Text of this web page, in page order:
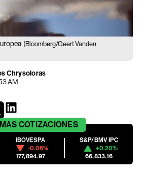
(Bloomberg/Geert Vanden
Chrysoloras
AM
COTIZACIONES
IBOVESPA
-0.06%
177,894.97
S&P/BMV IPC
+0.20%
66,833.16